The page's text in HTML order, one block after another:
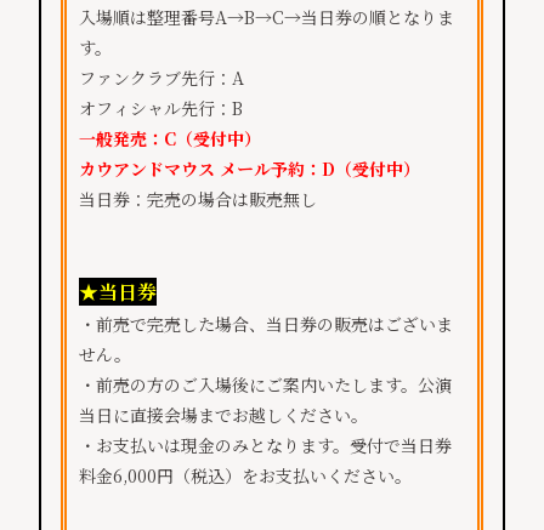
入場順は整理番号A→B→C→当日券の順となりま
す。
ファンクラブ先行：A
オフィシャル先行：B
一般発売：C（受付中）
カウアンドマウス メール予約：D（受付中）
当日券：完売の場合は販売無し
★当日券
・前売で完売した場合、当日券の販売はございま
せん。
・前売の方のご入場後にご案内いたします。公演
当日に直接会場までお越しください。
・お支払いは現金のみとなります。受付で当日券
料金6,000円（税込）をお支払いください。